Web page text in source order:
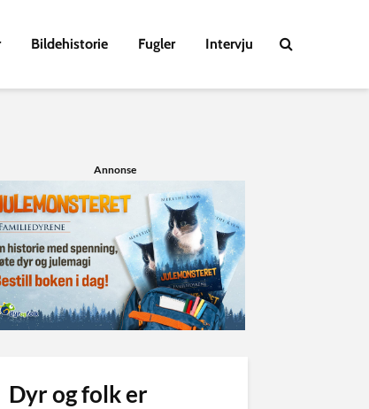
Bildehistorie Fugler Intervju
Annonse
Dyr og folk er